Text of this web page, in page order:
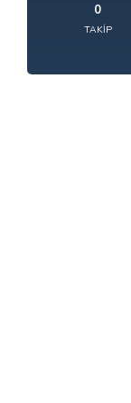
0
TAKIP